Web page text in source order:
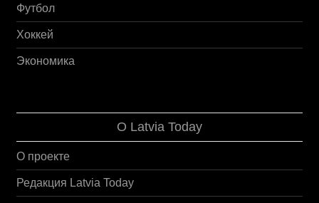
Футбол
Хоккей
Экономика
О Latvia Today
О проекте
Редакция Latvia Today